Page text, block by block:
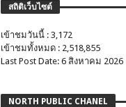
สถิติเว็บไซต์
เข้าชมวันนี้ : 3,172
เข้าชมทั้งหมด : 2,518,855
Last Post Date: 6 สิงหาคม 2026
NORTH PUBLIC CHANEL